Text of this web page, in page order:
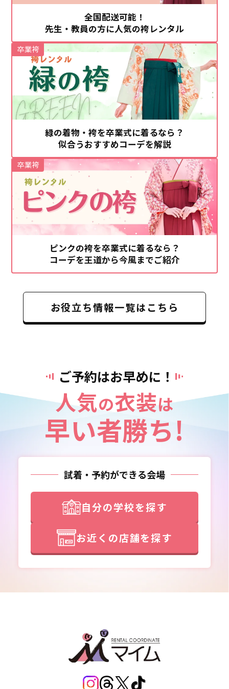
全国配送可能！
先生・教員の方に人気の袴レンタル
緑の着物・袴を卒業式に着るなら？
似合うおすすめコーデを解説
卒業袴
ピンクの袴を卒業式に着るなら？
コーデを王道から今風までご紹介
卒業袴
お役立ち情報一覧はこちら
ご予約はお早めに！
人気の衣装は
早い者勝ち!
試着・予約ができる会場
自分の学校を探す
お近くの店舗を探す